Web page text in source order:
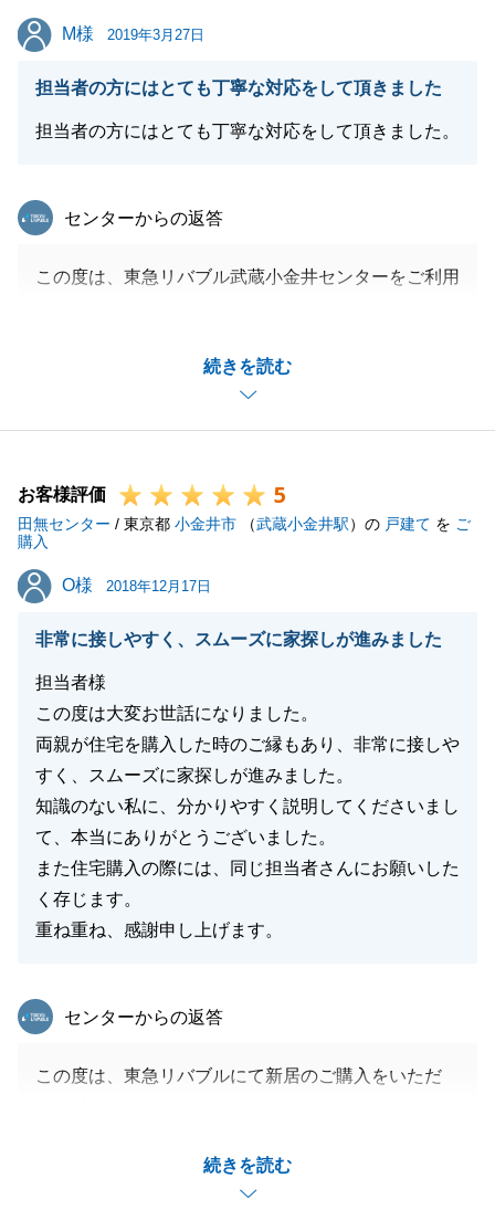
M様
M様 2019年3月27日
担当者の方にはとても丁寧な対応をして頂きました
担当者の方にはとても丁寧な対応をして頂きました。
続きを読む
東急リバブル
センターからの返答
この度は、東急リバブル武蔵小金井センターをご利用
たこと、重ねてお礼申し上げます。
この度、Ｍ様にお買い求めいただきましたお住まい
は、お話を重ねるほどに、Ｍ様にピッタリのお住まい
Ｍ様にご協力いただき、懸念を払拭することができ、
無事ご購入いただけ、私自身もとても嬉しく感じてお
ります。
そろそろリフォーム工事も完了し、お引越しのタイミ
私も、引き続き小金井の店舗にて勤務しておりますの
で、何かお困りのこと等がもしありましたら、ご連絡
をいただければ幸いです。
今後とも、よろしくお願いいたします。
閉じる
お客様評価 5
田無センター / 東京都 小金井市 （武蔵小金井駅）の 戸建て を ご
購入
O様
O様 2018年12月17日
非常に接しやすく、スムーズに家探しが進みました
担当者様
この度は大変お世話になりました。
両親が住宅を購入した時のご縁もあり、非常に接しや
すく、スムーズに家探しが進みました。
知識のない私に、分かりやすく説明してくださいまし
て、本当にありがとうございました。
また住宅購入の際には、同じ担当者さんにお願いした
く存じます。
重ね重ね、感謝申し上げます。
続きを読む
東急リバブル
センターからの返答
この度は、東急リバブルにて新居のご購入をいただ
お仕事でお忙しい中、住宅ローンのご対応や、書類を